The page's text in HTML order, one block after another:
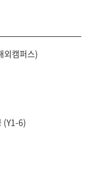
외캠퍼스)
(Y1-6)